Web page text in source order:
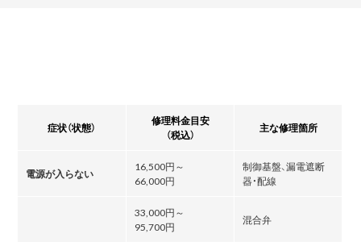
症状（状態）
修理料金目安
（税込）
主な修理箇所
電源が入らない
16,500円～
66,000円
制御基盤、漏電遮断
器・配線
33,000円～
95,700円
混合弁